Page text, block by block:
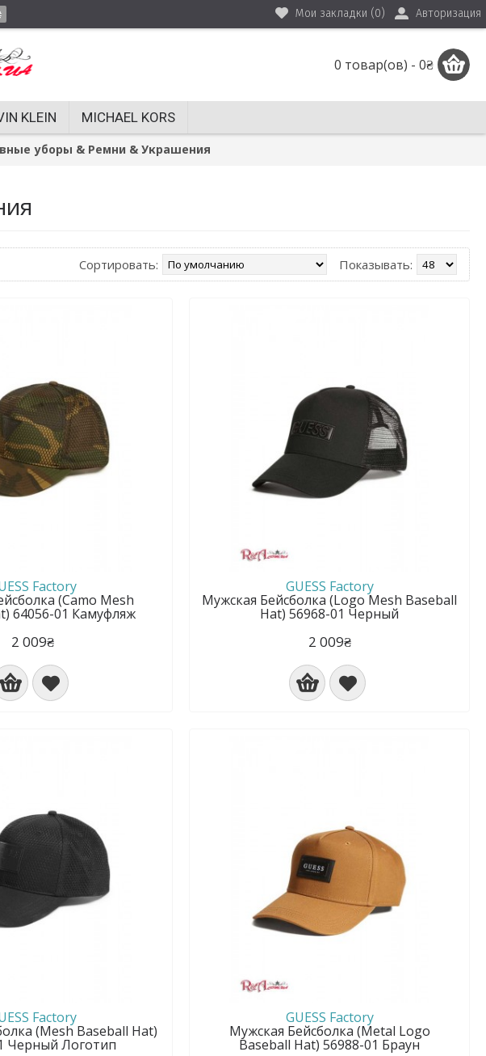
Мои закладки (0) Авторизация
0 товар(ов) - 0₴
KLEIN MICHAEL KORS
уборы & Ремни & Украшения
Показывать:
Сортировать:
Factory
(Camo Mesh
64056-01 Камуфляж
2 009₴
GUESS Factory
Мужская Бейсболка (Logo Mesh Baseball
Hat) 56968-01 Черный
2 009₴
Factory
(Mesh Baseball Hat)
Черный Логотип
GUESS Factory
Мужская Бейсболка (Metal Logo
Baseball Hat) 56988-01 Браун